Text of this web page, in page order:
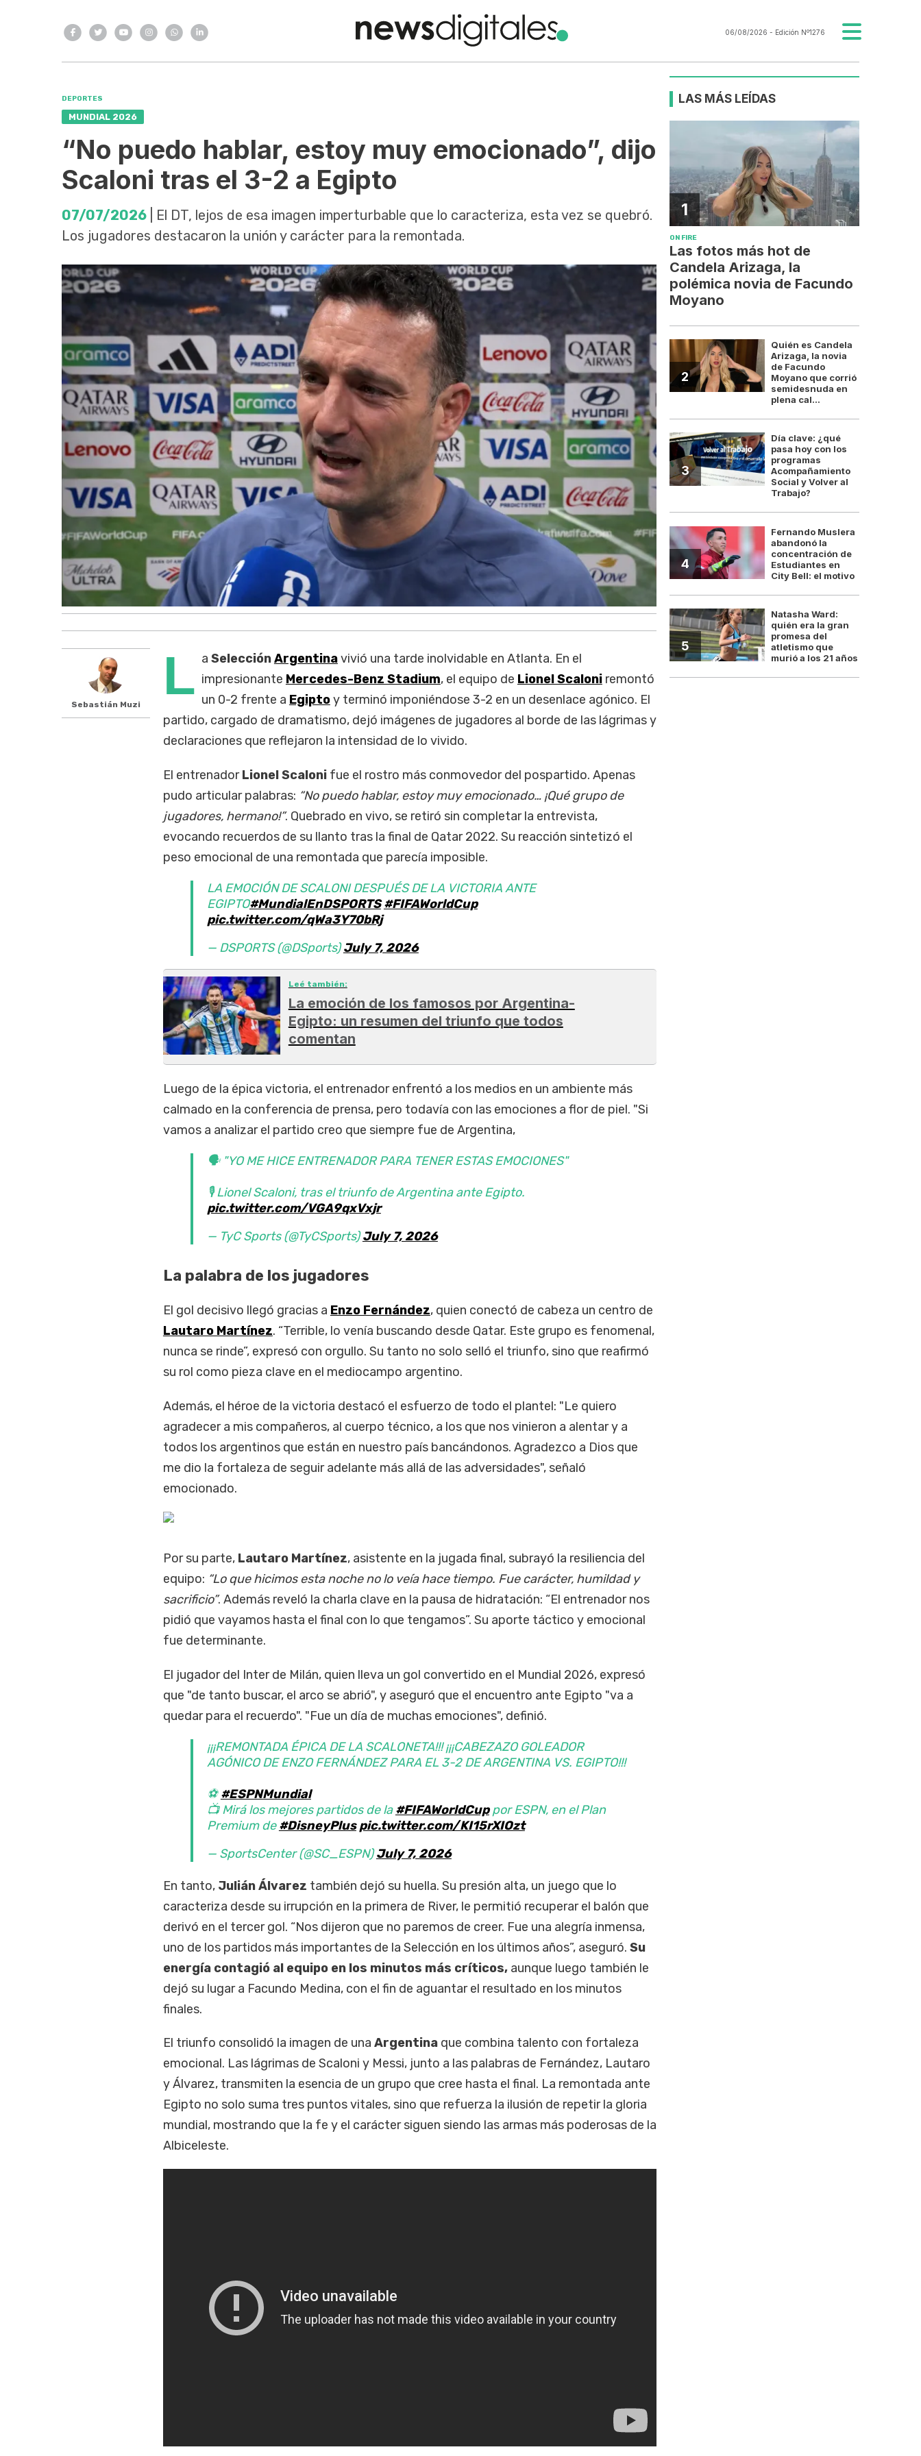
06/08/2026 - Edición Nº1276
DEPORTES
MUNDIAL 2026
“No puedo hablar, estoy muy emocionado”, dijo
Scaloni tras el 3-2 a Egipto
07/07/2026 | El DT, lejos de esa imagen imperturbable que lo caracteriza, esta vez se quebró.
Los jugadores destacaron la unión y carácter para la remontada.
Sebastián Muzi L a SelecciónArgentinavivió una tarde inolvidable en Atlanta. En el
impresionante Mercedes-Benz Stadium, el equipo de Lionel Scaloniremontó
un 0-2 frente a Egiptoy terminó imponiéndose 3-2 en un desenlace agónico. El
partido, cargado de dramatismo, dejó imágenes de jugadores al borde de las lágrimas y
declaraciones que reflejaron la intensidad de lo vivido.
El entrenadorLionel Scalonifue el rostro más conmovedor del pospartido. Apenas
pudo articular palabras: “No puedo hablar, estoy muy emocionado… ¡Qué grupo de
jugadores, hermano!”. Quebrado en vivo, se retiró sin completar la entrevista,
evocando recuerdos de su llanto tras la final de Qatar 2022. Su reacción sintetizó el
peso emocional de una remontada que parecía imposible.
LA EMOCIÓN DE SCALONI DESPUÉS DE LA VICTORIA ANTE
EGIPTO#MundialEnDSPORTS #FIFAWorldCup
pic.twitter.com/qWa3Y70bRj
— DSPORTS (@DSports)July 7, 2026
Leé también:
La emoción de los famosos por Argentina-
Egipto: un resumen del triunfo que todos
comentan
Luego de la épica victoria, el entrenador enfrentó a los medios en un ambiente más
calmado en la conferencia de prensa, pero todavía con las emociones a flor de piel. "Si
vamos a analizar el partido creo que siempre fue de Argentina,
🗣️ "YO ME HICE ENTRENADOR PARA TENER ESTAS EMOCIONES"
🎙️ Lionel Scaloni, tras el triunfo de Argentina ante Egipto.
pic.twitter.com/VGA9qxVxjr
— TyC Sports (@TyCSports)July 7, 2026
La palabra de los jugadores
El gol decisivo llegó gracias a Enzo Fernández, quien conectó de cabeza un centro de
Lautaro Martínez. “Terrible, lo venía buscando desde Qatar. Este grupo es fenomenal,
nunca se rinde”, expresó con orgullo. Su tanto no solo selló el triunfo, sino que reafirmó
su rol como pieza clave en el mediocampo argentino.
Además, el héroe de la victoria destacó el esfuerzo de todo el plantel: "Le quiero
agradecer a mis compañeros, al cuerpo técnico, a los que nos vinieron a alentar y a
todos los argentinos que están en nuestro país bancándonos. Agradezco a Dios que
me dio la fortaleza de seguir adelante más allá de las adversidades", señaló
emocionado.
Por su parte, Lautaro Martínez, asistente en la jugada final, subrayó la resiliencia del
equipo: “Lo que hicimos esta noche no lo veía hace tiempo. Fue carácter, humildad y
sacrificio”. Además reveló la charla clave en la pausa de hidratación: “El entrenador nos
pidió que vayamos hasta el final con lo que tengamos”. Su aporte táctico y emocional
fue determinante.
El jugador del Inter de Milán, quien lleva un gol convertido en el Mundial 2026, expresó
que "de tanto buscar, el arco se abrió", y aseguró que el encuentro ante Egipto "va a
quedar para el recuerdo". "Fue un día de muchas emociones", definió.
¡¡¡REMONTADA ÉPICA DE LA SCALONETA!!! ¡¡¡CABEZAZO GOLEADOR
AGÓNICO DE ENZO FERNÁNDEZ PARA EL 3-2 DE ARGENTINA VS. EGIPTO!!!
⚽#ESPNMundial
📺 Mirá los mejores partidos de la#FIFAWorldCuppor ESPN, en el Plan
Premium de#DisneyPlus pic.twitter.com/KI15rXIOzt
— SportsCenter (@SC_ESPN)July 7, 2026
En tanto, Julián Álvarez también dejó su huella. Su presión alta, un juego que lo
caracteriza desde su irrupción en la primera de River, le permitió recuperar el balón que
derivó en el tercer gol. “Nos dijeron que no paremos de creer. Fue una alegría inmensa,
uno de los partidos más importantes de la Selección en los últimos años”, aseguró. Su
energía contagió al equipo en los minutos más críticos, aunque luego también le
dejó su lugar a Facundo Medina, con el fin de aguantar el resultado en los minutos
finales.
El triunfo consolidó la imagen de una Argentinaque combina talento con fortaleza
emocional. Las lágrimas de Scaloni y Messi, junto a las palabras de Fernández, Lautaro
y Álvarez, transmiten la esencia de un grupo que cree hasta el final. La remontada ante
Egipto no solo suma tres puntos vitales, sino que refuerza la ilusión de repetir la gloria
mundial, mostrando que la fe y el carácter siguen siendo las armas más poderosas de la
Albiceleste.
LAS MÁS LEÍDAS
1
ON FIRE
Las fotos más hot de
Candela Arizaga, la
polémica novia de Facundo
Moyano
2
Quién es Candela
Arizaga, la novia
de Facundo
Moyano que corrió
semidesnuda en
plena cal...
3
Día clave: ¿qué
pasa hoy con los
programas
Acompañamiento
Social y Volver al
Trabajo?
4
Fernando Muslera
abandonó la
concentración de
Estudiantes en
City Bell: el motivo
5
Natasha Ward:
quién era la gran
promesa del
atletismo que
murió a los 21 años